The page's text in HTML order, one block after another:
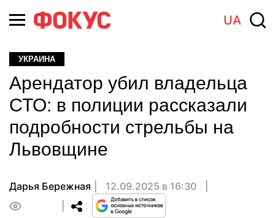
UA
УКРАИНА
Арендатор убил владельца
СТО: в полиции рассказали
подробности стрельбы на
Львовщине
Дарья Бережная
12.09.2025 в 16:30